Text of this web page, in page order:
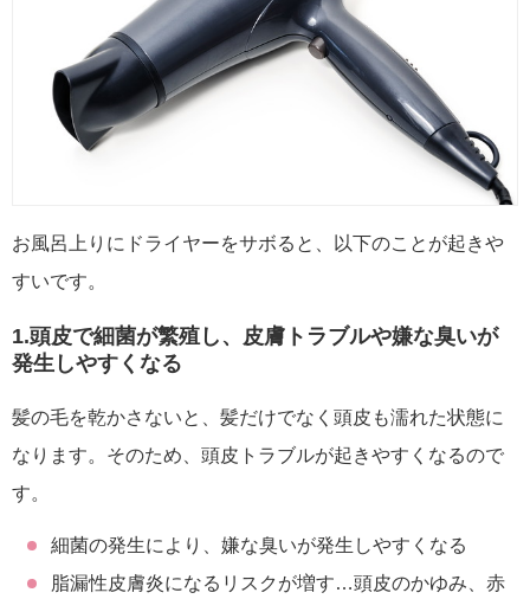
お風呂上りにドライヤーをサボると、以下のことが起きや
すいです。
1.頭皮で細菌が繁殖し、皮膚トラブルや嫌な臭いが
発生しやすくなる
髪の毛を乾かさないと、髪だけでなく頭皮も濡れた状態に
なります。そのため、頭皮トラブルが起きやすくなるので
す。
細菌の発生により、嫌な臭いが発生しやすくなる
脂漏性皮膚炎になるリスクが増す…頭皮のかゆみ、赤